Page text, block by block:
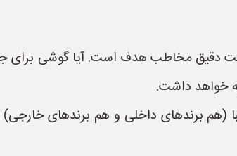
مخاطب هدف است. آیا گوشی برای
خواهد داشت.
(هم برندهای داخلی و هم برندهای